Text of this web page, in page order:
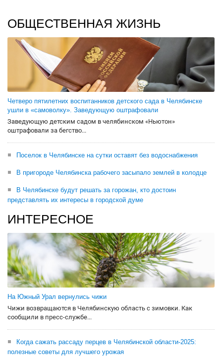
ОБЩЕСТВЕННАЯ ЖИЗНЬ
Четверо пятилетних воспитанников детского сада в Челябинске
ушли в «самоволку». Заведующую оштрафовали
Заведующую детским садом в челябинском «Ньютон»
оштрафовали за бегство...
Поселок в Челябинске на сутки оставят без водоснабжения
В пригороде Челябинска рабочего засыпало землей в колодце
В Челябинске будут решать за горожан, кто достоин
представлять их интересы в городской думе
ИНТЕРЕСНОЕ
На Южный Урал вернулись чижи
Чижи возвращаются в Челябинскую область с зимовки. Как
сообщили в пресс-службе...
Когда сажать рассаду перцев в Челябинской области-2025:
полезные советы для лучшего урожая